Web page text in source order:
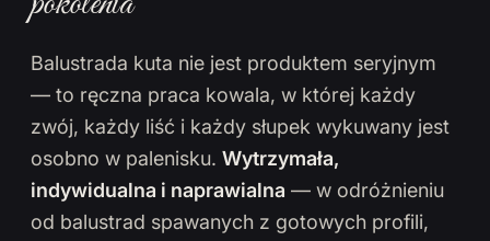
Balustrada kuta nie jest produktem seryjnym
— to ręczna praca kowala, w której każdy
zwój, każdy liść i każdy słupek wykuwany jest
osobno w palenisku. Wytrzymała,
indywidualna i naprawialna — w odróżnieniu
od balustrad spawanych z gotowych profili,